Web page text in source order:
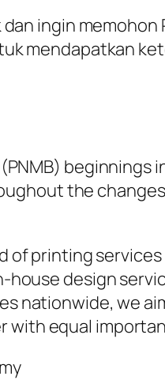
ingin memohon
mendapatkan
beginnings
the
of printing
design
nationwide, we
with equal